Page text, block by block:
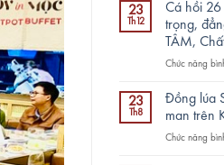
23
Th12
Cá hồi
trọng,
TÂM,
Chức năng
23
Th8
Đồng lúa
man trên
Chức năng